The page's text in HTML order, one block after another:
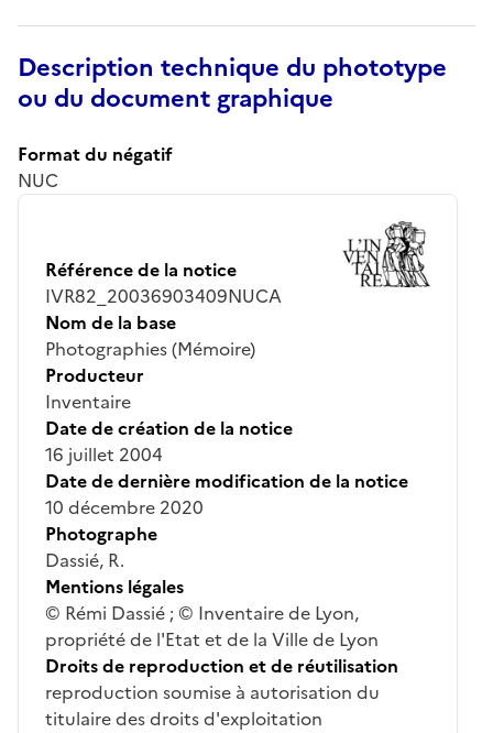
Description technique du phototype
ou du document graphique
Format du négatif
NUC
Référence de la notice
IVR82_20036903409NUCA
Nom de la base
Photographies (Mémoire)
Producteur
Inventaire
Date de création de la notice
16 juillet 2004
Date de dernière modification de la notice
10 décembre 2020
Photographe
Dassié, R.
Mentions légales
© Rémi Dassié ; © Inventaire de Lyon,
propriété de l'Etat et de la Ville de Lyon
Droits de reproduction et de réutilisation
reproduction soumise à autorisation du
titulaire des droits d'exploitation